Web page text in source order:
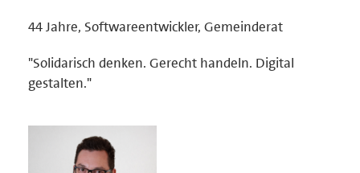
44 Jahre, Softwareentwickler, Gemeinderat
"Solidarisch denken. Gerecht handeln. Digital
gestalten."